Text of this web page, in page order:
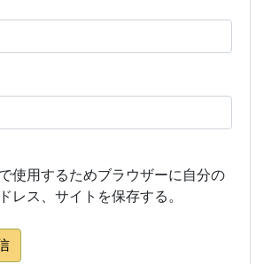
使用するためブラウザーに自分の
レス、サイトを保存する。